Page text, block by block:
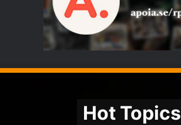
Hot Topics